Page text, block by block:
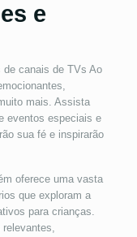
e
de canais de TVs Ao
mais. Assista
eventos especiais e
sua fé e inspirarão
oferece uma vasta
que exploram a
para crianças.